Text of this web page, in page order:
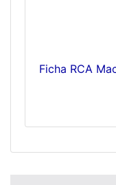
Ficha RCA